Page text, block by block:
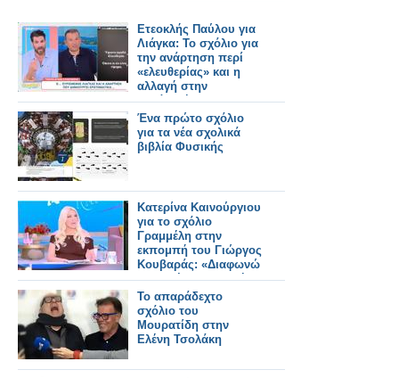
Ετεοκλής Παύλου για
Λιάγκα: Το σχόλιο για
την ανάρτηση περί
«ελευθερίας» και η
αλλαγή στην
εμφάνισή του
Ένα πρώτο σχόλιο
για τα νέα σχολικά
βιβλία Φυσικής
Κατερίνα Καινούργιου
για το σχόλιο
Γραμμέλη στην
εκπομπή του Γιώργος
Κουβαράς: «Διαφωνώ
με τη λέξη “θλιβερή”»
Το απαράδεχτο
σχόλιο του
Μουρατίδη στην
Ελένη Τσολάκη